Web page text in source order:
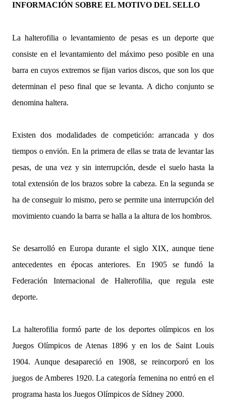
INFORMACIÓN SOBRE EL MOTIVO DEL SELLO
La halterofilia o levantamiento de pesas es un deporte que
consiste en el levantamiento del máximo peso posible en una
barra en cuyos extremos se fijan varios discos, que son los que
determinan el peso final que se levanta. A dicho conjunto se
denomina haltera.
Existen dos modalidades de competición: arrancada y dos
tiempos o envión. En la primera de ellas se trata de levantar las
pesas, de una vez y sin interrupción, desde el suelo hasta la
total extensión de los brazos sobre la cabeza. En la segunda se
ha de conseguir lo mismo, pero se permite una interrupción del
movimiento cuando la barra se halla a la altura de los hombros.
Se desarrolló en Europa durante el siglo XIX, aunque tiene
antecedentes en épocas anteriores. En 1905 se fundó la
Federación Internacional de Halterofilia, que regula este
deporte.
La halterofilia formó parte de los deportes olímpicos en los
Juegos Olímpicos de Atenas 1896 y en los de Saint Louis
1904. Aunque desapareció en 1908, se reincorporó en los
juegos de Amberes 1920. La categoría femenina no entró en el
programa hasta los Juegos Olímpicos de Sídney 2000.